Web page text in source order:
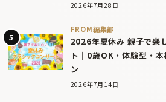
2026年7月28日
FROM編集部
2026年夏休み 親子で楽
ト｜0歳OK・体験型・
ン
2026年7月14日